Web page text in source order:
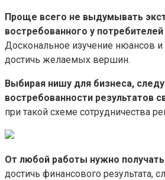
Проще всего не выдумывать
востребованного у
Доскональное изучение нюансов
достичь желаемых вершин.
Выбирая нишу для бизнеса,
востребованности результатов
при такой схеме сотрудничества
От любой работы нужно
достичь финансового результата,